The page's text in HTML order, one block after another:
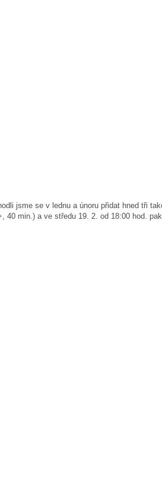
jsme se v lednu a únoru přidat hned tři
40 min.) a ve středu 19. 2. od 18:00 hod.